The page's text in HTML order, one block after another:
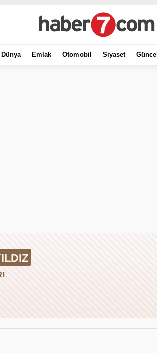
Dünya Emlak Otomobil Siyaset Güncel